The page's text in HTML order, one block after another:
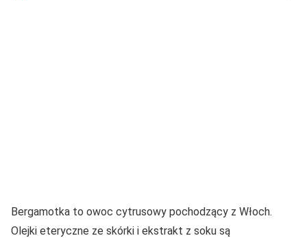
Bergamotka to owoc cytrusowy pochodzący z Włoch.
Olejki eteryczne ze skórki i ekstrakt z soku są